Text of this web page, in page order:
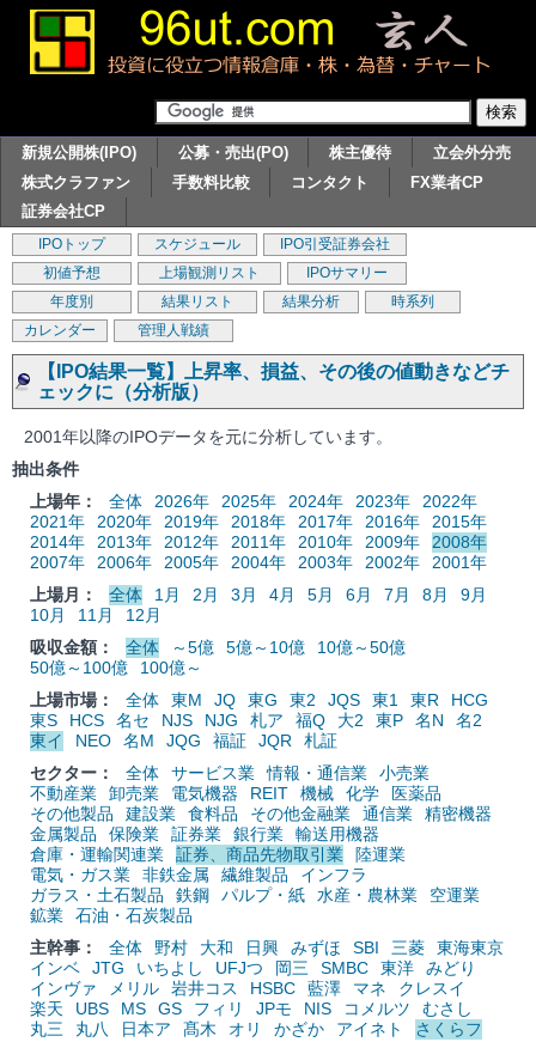
新規公開株(IPO) 公募・売出(PO) 株主優待
立会外分売
株式クラファン
手数料比較 コンタクト
FX業者CP
証券会社CP
IPOトップ スケジュール
IPO引受証券会社
初値予想
上場観測リスト
IPOサマリー
年度別
結果リスト 結果分析
時系列
カレンダー
管理人戦績
【IPO結果一覧】上昇率、損益、その後の値動きなどチ
ェックに（分析版）
2001年以降のIPOデータを元に分析しています。
抽出条件
上場年：
全体 2026年 2025年 2024年 2023年
2022年
2021年
2020年 2019年 2018年 2017年 2016年
2015年
2014年
2013年 2012年 2011年 2010年 2009年
2008年
2007年
2006年 2005年 2004年 2003年 2002年
2001年
上場月：
全体 1月 2月 3月 4月 5月 6月 7月 8月
9月
10月
11月
12月
吸収金額：
全体 ～5億 5億～10億
10億～50億
50億～100億
100億～
上場市場：
全体 東M JQ 東G 東2 JQS 東1 東R
HCG
東S
HCS 名セ NJS NJG 札ア 福Q 大2 東P 名N
名2
東イ
NEO 名M JQG 福証 JQR
札証
セクター：
全体 サービス業 情報・通信業
小売業
不動産業
卸売業 電気機器 REIT 機械 化学
医薬品
その他製品
建設業 食料品 その他金融業 通信業
精密機器
金属製品
保険業 証券業 銀行業
輸送用機器
倉庫・運輸関連業
証券、商品先物取引業
陸運業
電気・ガス業
非鉄金属 繊維製品
インフラ
ガラス・土石製品
鉄鋼 パルプ・紙 水産・農林業
空運業
鉱業
石油・石炭製品
主幹事：
全体 野村 大和 日興 みずほ SBI 三菱
東海東京
インベ
JTG いちよし UFJつ 岡三 SMBC 東洋
みどり
インヴァ
メリル 岩井コス HSBC 藍澤 マネ
クレスイ
楽天
UBS MS GS フィリ JPモ NIS コメルツ
むさし
丸三
丸八 日本ア 髙木 オリ かざか アイネト
さくらフ